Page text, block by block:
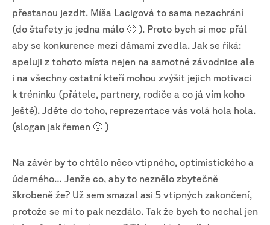
přestanou jezdit. Míša Lacigová to sama nezachrání
(do štafety je jedna málo 🙂 ). Proto bych si moc přál
aby se konkurence mezi dámami zvedla. Jak se říká:
apeluji z tohoto místa nejen na samotné závodnice ale
i na všechny ostatní kteří mohou zvýšit jejich motivaci
k tréninku (přátele, partnery, rodiče a co já vím koho
ještě). Jděte do toho, reprezentace vás volá hola hola.
(slogan jak řemen 🙂 )
Na závěr by to chtělo něco vtipného, optimistického a
úderného… Jenže co, aby to neznělo zbytečně
škrobeně že? Už sem smazal asi 5 vtipných zakončení,
protože se mi to pak nezdálo. Tak že bych to nechal jen